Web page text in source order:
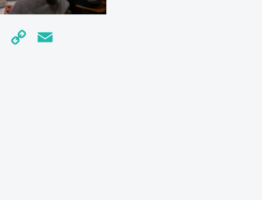
LinkedInCopy